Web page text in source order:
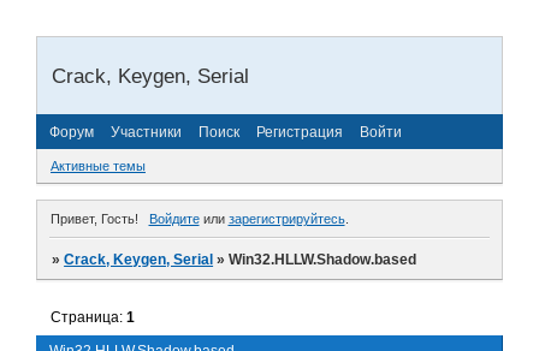
Crack, Keygen, Serial
Форум Участники Поиск Регистрация Войти
Активные темы
Привет, Гость! Войдитеили зарегистрируйтесь.
»Crack, Keygen, Serial »Win32.HLLW.Shadow.based
Страница:1